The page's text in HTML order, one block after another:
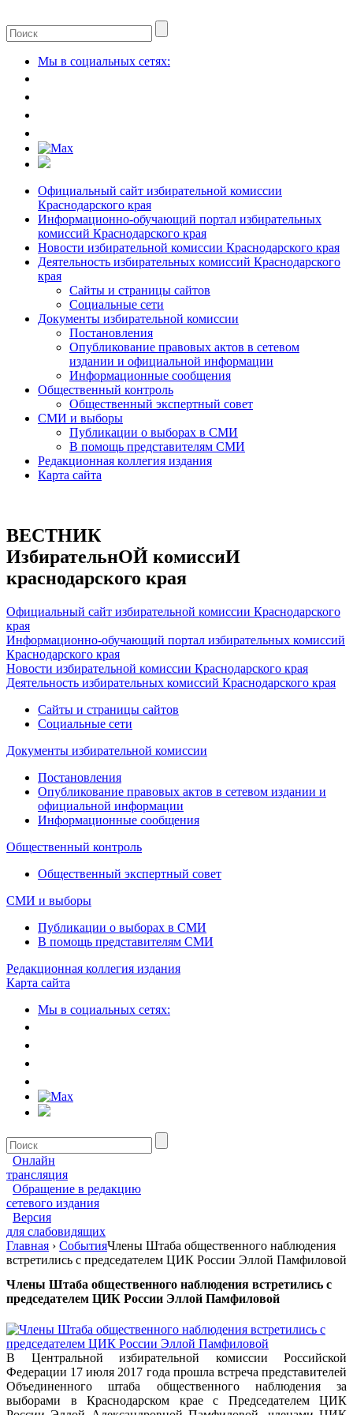
Мы в социальных сетях:
Официальный сайт избирательной комиссии
Краснодарского края
Информационно-обучающий портал избирательных
комиссий Краснодарского края
Новости избирательной комиссии Краснодарского края
Деятельность избирательных комиссий Краснодарского
края
Сайты и страницы сайтов
Социальные сети
Документы избирательной комиссии
Постановления
Опубликование правовых актов в сетевом
издании и официальной информации
Информационные сообщения
Общественный контроль
Общественный экспертный совет
СМИ и выборы
Публикации о выборах в СМИ
В помощь представителям СМИ
Редакционная коллегия издания
Карта сайта
ВЕСТНИК
ИзбирательнОЙ комиссиИ
краснодарского края
Официальный сайт избирательной комиссии Краснодарского
края
Информационно-обучающий портал избирательных комиссий
Краснодарского края
Новости избирательной комиссии Краснодарского края
Деятельность избирательных комиссий Краснодарского края
Сайты и страницы сайтов
Социальные сети
Документы избирательной комиссии
Постановления
Опубликование правовых актов в сетевом издании и
официальной информации
Информационные сообщения
Общественный контроль
Общественный экспертный совет
СМИ и выборы
Публикации о выборах в СМИ
В помощь представителям СМИ
Редакционная коллегия издания
Карта сайта
Мы в социальных сетях:
Онлайн
трансляция
Обращение в редакцию
сетевого издания
Версия
для слабовидящих
Главная › СобытияЧлены Штаба общественного наблюдения
встретились с председателем ЦИК России Эллой Памфиловой
Члены Штаба общественного наблюдения встретились с
председателем ЦИК России Эллой Памфиловой
В Центральной избирательной комиссии Российской
Федерации 17 июля 2017 года прошла встреча представителей
Объединенного штаба общественного наблюдения за
выборами в Краснодарском крае с Председателем ЦИК